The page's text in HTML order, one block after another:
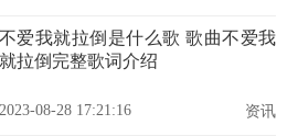
不爱我就拉倒是什么歌 歌曲不爱我
就拉倒完整歌词介绍
2023-08-28 17:21:16 资讯